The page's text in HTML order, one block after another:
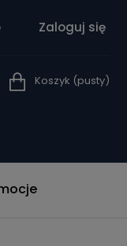
Zaloguj się
Koszyk (pusty)